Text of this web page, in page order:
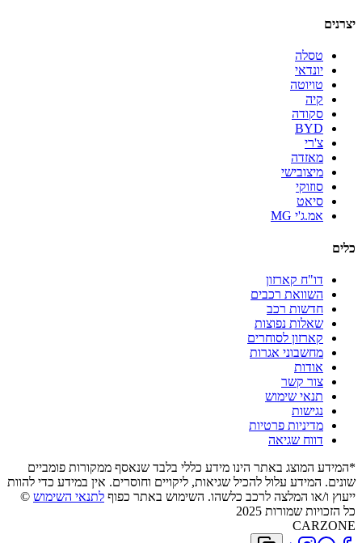
יצרנים
טסלה
יונדאי
טויוטה
קיה
סקודה
BYD
צ'רי
מאזדה
מיצובישי
סוזוקי
סיאט
אמ.ג'י MG
כלים
דו"ח קארזון
השוואת רכבים
חדשות רכב
שאלות נפוצות
קארזון לסוחרים
מחשבוני אגרות
אודות
צור קשר
תנאי שימוש
נגישות
מדיניות פרטיות
דווח שגיאה
*המידע המוצג באתר הינו מידע כללי בלבד שנאסף ממקורות פומביים
שונים. המידע עלול להכיל שגיאות, ליקויים וחוסרים. אין במידע כדי להוות
ייעוץ ו/או המלצה לרכב כלשהו. השימוש באתר כפוף לתנאי השימוש ©
כל הזכויות שמורות 2025
CARZONE